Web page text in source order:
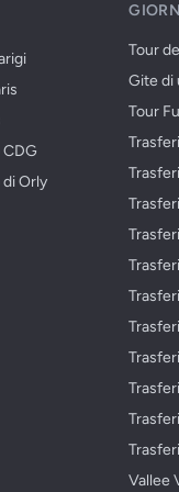
Orly
Tour
Gite di
Tour
Vallee